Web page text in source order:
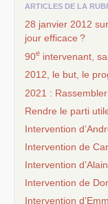
ARTICLES DE LA
28 janvier 2012
jour efficace ?
90e intervenant,
2012, le but, le
2021 :
Rendre le parti
Intervention
Intervention de
Intervention
Intervention de
Intervention